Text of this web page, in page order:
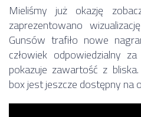
Mieliśmy już okazję
zaprezentowano
Gunsów trafiło nowe
człowiek odpowiedzialny
pokazuje zawartość z
box jest jeszcze dostępny na